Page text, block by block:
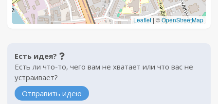
Leaflet | ©OpenStreetMap
Есть идея?
Есть ли что-то, чего вам не хватает или что вас не
устраивает?
Отправить идею